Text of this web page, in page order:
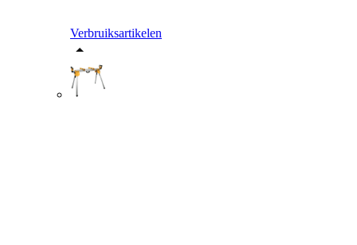
Verbruiksartikelen